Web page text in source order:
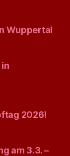
Wuppertal
in
2026!
am 3.3. –